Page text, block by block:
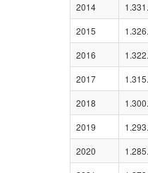
2014
2015
2016
2017
2018
2019
2020